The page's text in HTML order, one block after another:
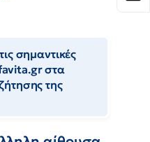
σημαντικές
στα
της